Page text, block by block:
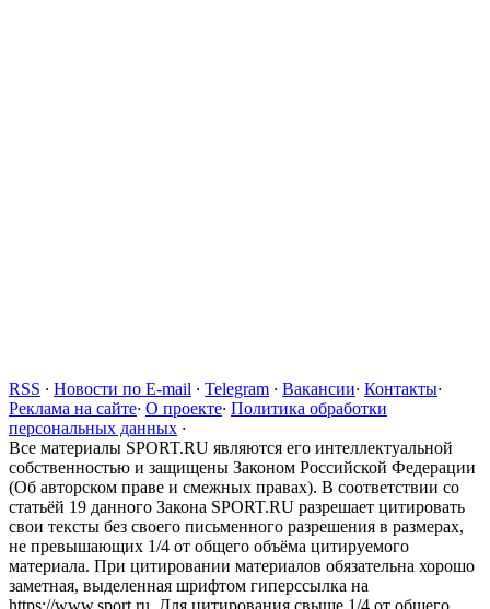
RSS · Новости по E-mail · Telegram · Вакансии· Контакты·
Реклама на сайте· О проекте· Политика обработки
персональных данных ·
Все материалы SPORT.RU являются его интеллектуальной
собственностью и защищены Законом Российской Федерации
(Об авторском праве и смежных правах). В соответствии со
статьёй 19 данного Закона SPORT.RU разрешает цитировать
свои тексты без своего письменного разрешения в размерах,
не превышающих 1/4 от общего объёма цитируемого
материала. При цитировании материалов обязательна хорошо
заметная, выделенная шрифтом гиперссылка на
https://www.sport.ru. Для цитирования свыше 1/4 от общего